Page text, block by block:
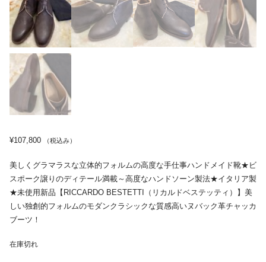
¥107,800 （税込み）
美しくグラマラスな立体的フォルムの高度な手仕事ハンドメイド靴★ビ
スポーク譲りのディテール満載～高度なハンドソーン製法★イタリア製
★未使用新品【RICCARDO BESTETTI（リカルドベステッティ）】美
しい独創的フォルムのモダンクラシックな質感高いヌバック革チャッカ
ブーツ！
在庫切れ